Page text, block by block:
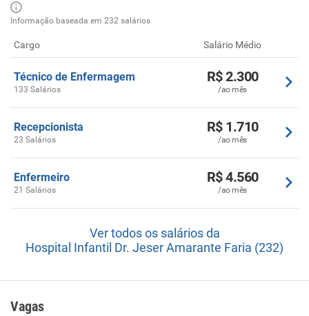
Informação baseada em 232 salários
Cargo Salário Médio
Técnico de Enfermagem
133 Salários
R$ 2.300
/ao mês
Recepcionista
23 Salários
R$ 1.710
/ao mês
Enfermeiro
21 Salários
R$ 4.560
/ao mês
Ver todos os salários da
Hospital Infantil Dr. Jeser Amarante Faria (232)
Vagas